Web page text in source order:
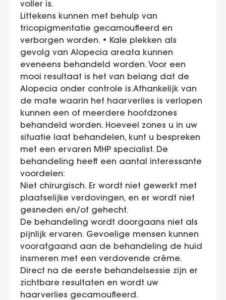
voller is.
Littekens kunnen met behulp van
tricopigmentatie gecamoufleerd en
verborgen worden. • Kale plekken als
gevolg van Alopecia areata kunnen
eveneens behandeld worden. Voor een
mooi resultaat is het van belang dat de
Alopecia onder controle is.Afhankelijk van
de mate waarin het haarverlies is verlopen
kunnen een of meerdere hoofdzones
behandeld worden. Hoeveel zones u in uw
situatie laat behandelen, kunt u bespreken
met een ervaren MHP specialist. De
behandeling heeft een aantal interessante
voordelen:
Niet chirurgisch. Er wordt niet gewerkt met
plaatselijke verdovingen, en er wordt niet
gesneden en/of gehecht.
De behandeling wordt doorgaans niet als
pijnlijk ervaren. Gevoelige mensen kunnen
voorafgaand aan de behandeling de huid
insmeren met een verdovende crème.
Direct na de eerste behandelsessie zijn er
zichtbare resultaten en wordt uw
haarverlies gecamoufleerd.